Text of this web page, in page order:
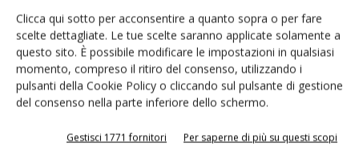
Clicca qui sotto per acconsentire a quanto sopra o per fare
scelte dettagliate. Le tue scelte saranno applicate solamente a
questo sito. È possibile modificare le impostazioni in qualsiasi
momento, compreso il ritiro del consenso, utilizzando i
pulsanti della Cookie Policy o cliccando sul pulsante di gestione
del consenso nella parte inferiore dello schermo.
Gestisci 1771 fornitori Per saperne di più su questi scopi
sfruttando una tecnologia di processo analogico
proprietaria. La configurazione flessibile di Pocket IO vanta
oltre 30 I/O, che rendono possibile tanto l’automazione di
fabbrica/processo per le catene di montaggio, quanto il
controllo di altri sistemi quali robotica e domotica. Il fattore
di forma e il profilo energetico di Pocket IO si devono a
poco più di 50 circuiti integrati Maxim collegati tra loro. La